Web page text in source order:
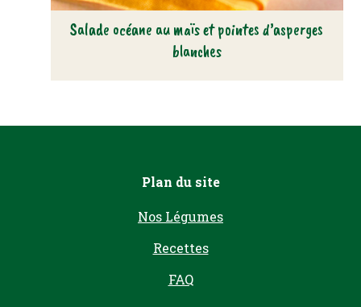
Salade océane au maïs et pointes d’asperges
blanches
Plan du site
Nos Légumes
Recettes
FAQ